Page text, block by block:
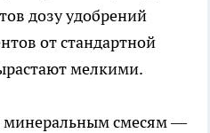
дозу удобрений
от стандартной
мелкими.
минеральным смесям —